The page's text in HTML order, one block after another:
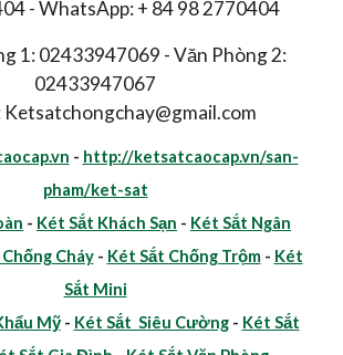
- WhatsApp: + 84 98 2770404
1: 02433947069 - Văn Phòng 2:
02433947067
Ketsatchongchay@gmail.com
- http://ketsatcaocap.vn/san-
pham/ket-sat
- Két Sắt Khách Sạn - Két Sắt Ngân
Cháy- Két Sắt Chống Trộm- Két
Sắt Mini
Mỹ- Két Sắt Siêu Cường- Két Sắt